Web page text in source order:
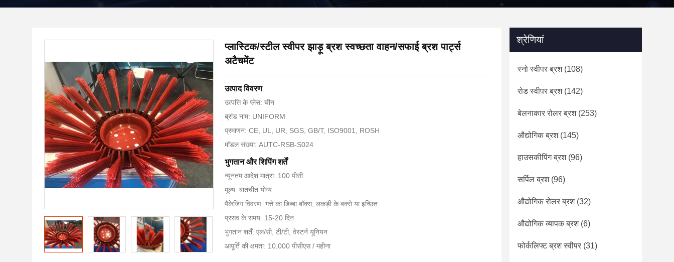
प्लास्टिक/स्टील स्वीपर झाड़ू ब्रश स्वच्छता वाहन/सफाई ब्रश पार्ट्स
अटैचमेंट
उत्पाद विवरण
उत्पत्ति के प्लेस: चीन
ब्रांड नाम: UNIFORM
प्रमाणन: CE, UL, UR, SGS, GB/T, ISO9001, ROSH
मॉडल संख्या: AUTC-RSB-S024
भुगतान और शिपिंग शर्तें
न्यूनतम आदेश मात्रा: 100 पीसी
मूल्य: बातचीत योग्य
पैकेजिंग विवरण: गत्ते का डिब्बा बॉक्स, लकड़ी के बक्से या इच्छित
प्रसव के समय: 15-20 दिन
भुगतान शर्तें: एल/सी, टी/टी, वेस्टर्न यूनियन
आपूर्ति की क्षमता: 10,000 पीसीएस / महीना
श्रेणियां
स्नो स्वीपर ब्रश(108)
रोड स्वीपर ब्रश(142)
बेलनाकार रोलर ब्रश(253)
औद्योगिक ब्रश(145)
हाउसकीपिंग ब्रश(96)
सर्पिल ब्रश(96)
औद्योगिक रोलर ब्रश(32)
औद्योगिक व्यापक ब्रश(6)
फोर्कलिफ्ट ब्रश स्वीपर (31)